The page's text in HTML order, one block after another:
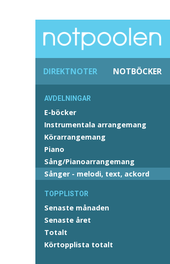
DIREKTNOTER NOTBÖCKER
AVDELNINGAR
E-böcker
Instrumentala arrangemang
Körarrangemang
Piano
Sång/Pianoarrangemang
Sånger - melodi, text, ackord
TOPPLISTOR
Senaste månaden
Senaste året
Totalt
Körtopplista totalt